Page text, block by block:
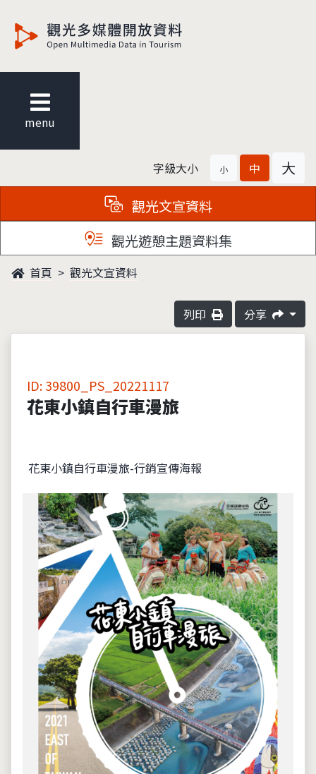
menu
字級大小 小 中 大
觀光文宣資料
觀光遊憩主題資料集
首頁 觀光文宣資料
列印 分享
ID: 39800_PS_20221117
花東小鎮自行車漫旅
花東小鎮自行車漫旅-行銷宣傳海報